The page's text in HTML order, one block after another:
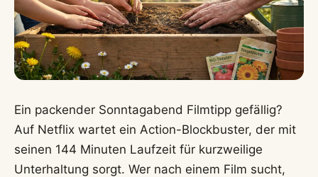
Ein packender Sonntagabend Filmtipp gefällig?
Auf Netflix wartet ein Action-Blockbuster, der mit
seinen 144 Minuten Laufzeit für kurzweilige
Unterhaltung sorgt. Wer nach einem Film sucht,